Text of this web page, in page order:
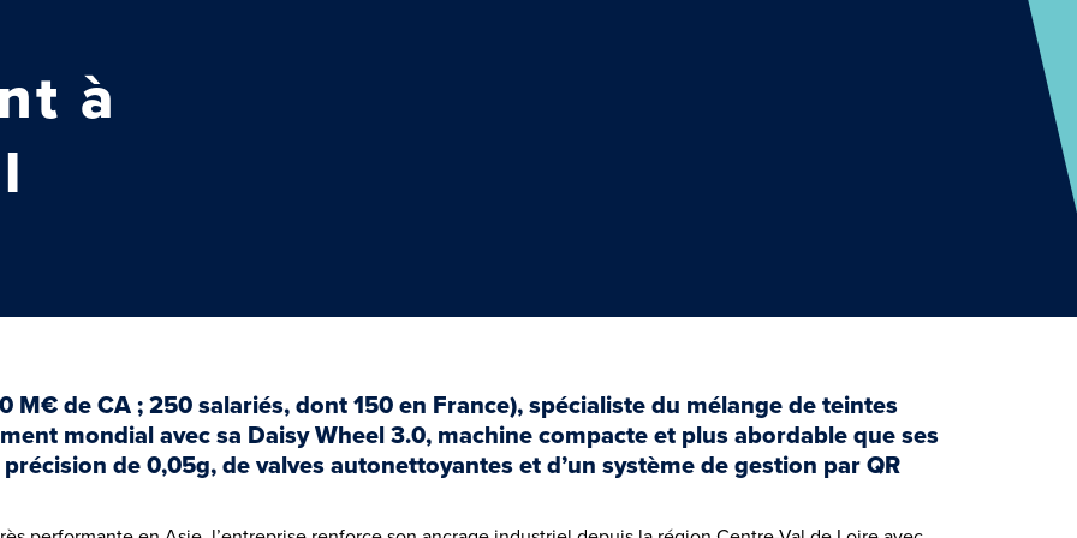
à
M€ de CA ; 250 salariés, dont 150 en France), spécialiste du mélange de teintes
mondial avec sa Daisy Wheel 3.0, machine compacte et plus abordable que ses
de 0,05g, de valves autonettoyantes et d’un système de gestion par QR